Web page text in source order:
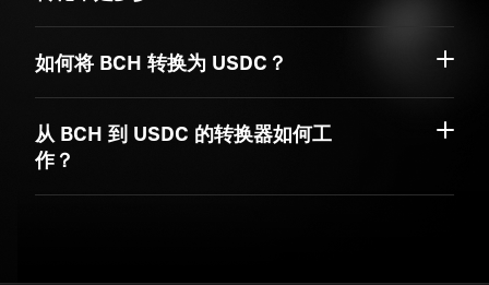
如何将 BCH 转换为 USDC？
从 BCH 到 USDC 的转换器如何工
作？